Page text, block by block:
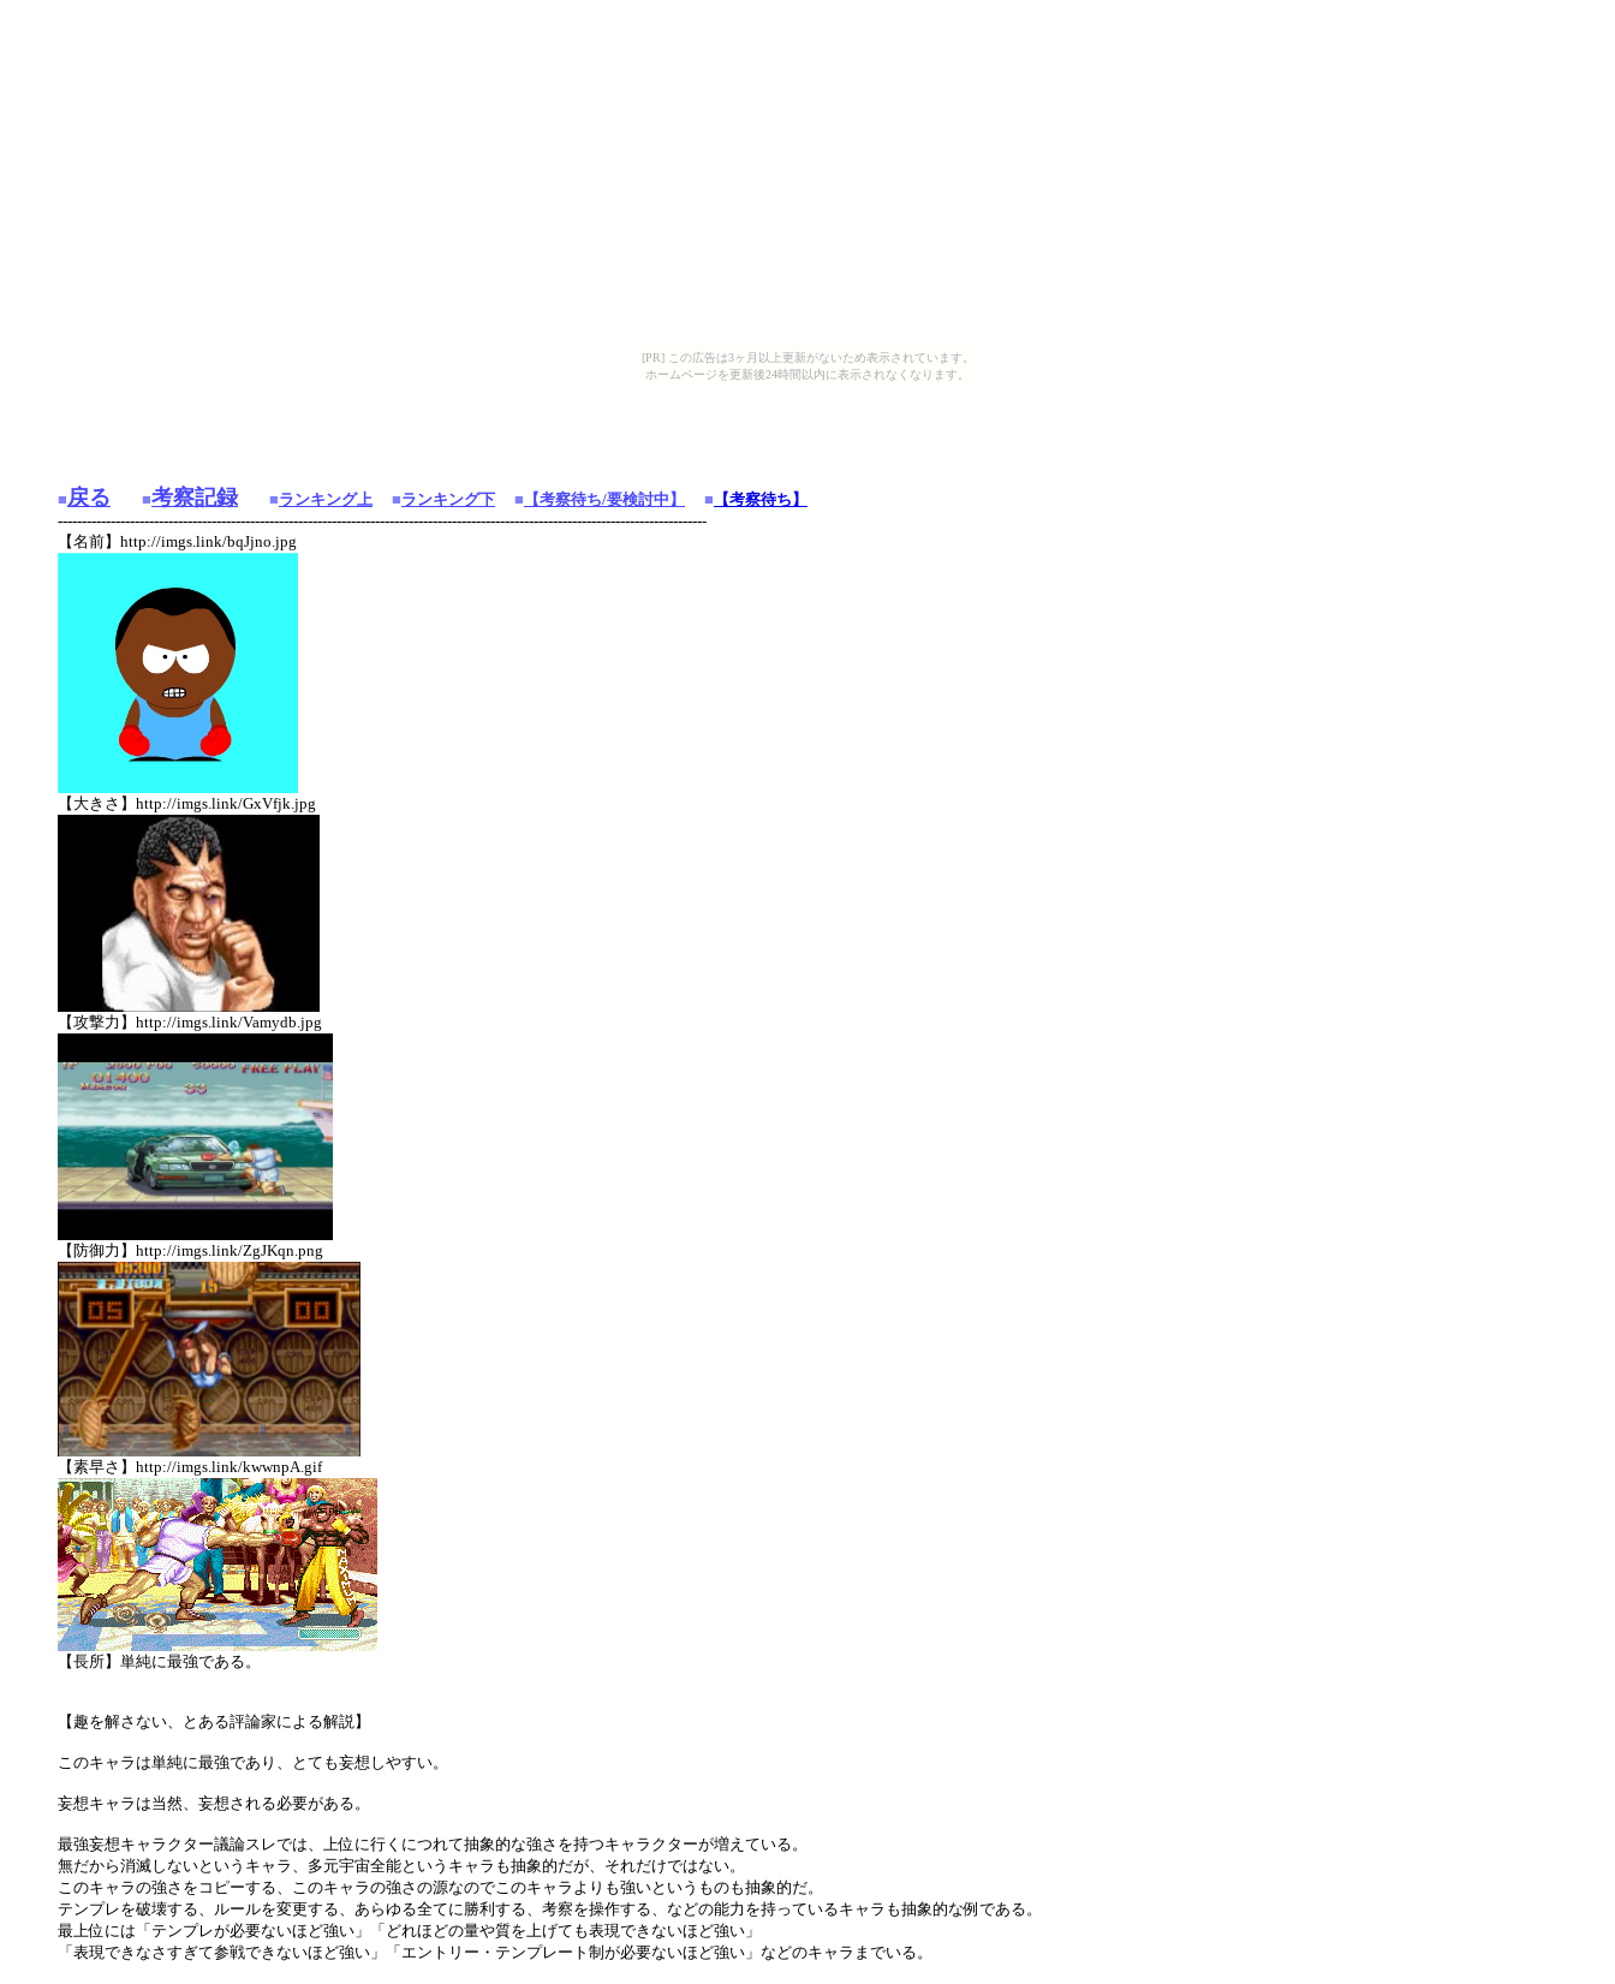
[PR] この広告は3ヶ月以上更新がないため表示されています。
ホームページを更新後24時間以内に表示されなくなります。
■戻る ■考察記録■ランキング上 ■ランキング下 ■ 【考察待ち/要検討中】 ■ 【考察待ち】
---------------------------------------------------------------------------------------------------------------------------------------
【名前】http://imgs.link/bqJjno.jpg
【大きさ】http://imgs.link/GxVfjk.jpg
【攻撃力】http://imgs.link/Vamydb.jpg
【防御力】http://imgs.link/ZgJKqn.png
【素早さ】http://imgs.link/kwwnpA.gif
【長所】単純に最強である。
【趣を解さない、とある評論家による解説】
このキャラは単純に最強であり、とても妄想しやすい。
妄想キャラは当然、妄想される必要がある。
最強妄想キャラクター議論スレでは、上位に行くにつれて抽象的な強さを持つキャラクターが増えている。
無だから消滅しないというキャラ、多元宇宙全能というキャラも抽象的だが、それだけではない。
このキャラの強さをコピーする、このキャラの強さの源なのでこのキャラよりも強いというものも抽象的だ。
テンプレを破壊する、ルールを変更する、あらゆる全てに勝利する、考察を操作する、などの能力を持っているキャラも抽象的な例である。
最上位には「テンプレが必要ないほど強い」「どれほどの量や質を上げても表現できないほど強い」
「表現できなさすぎて参戦できないほど強い」「エントリー・テンプレート制が必要ないほど強い」などのキャラまでいる。